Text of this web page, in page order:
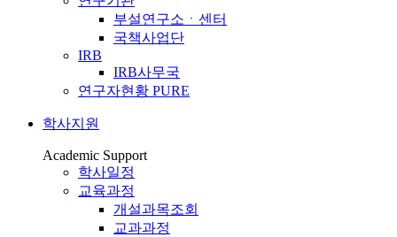
부설연구소ㆍ센터
국책사업단
IRB
IRB사무국
연구자현황 PURE
학사지원
Academic Support
학사일정
교육과정
개설과목조회
교과과정